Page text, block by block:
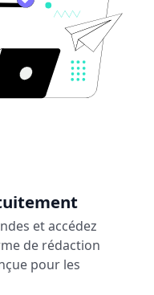
et accédez
de rédaction
pour les